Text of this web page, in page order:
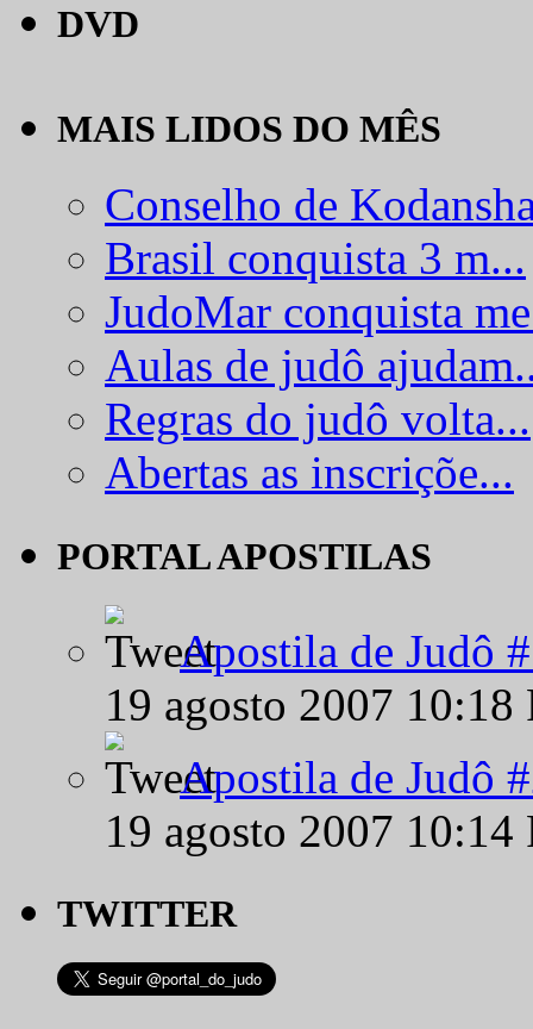
DVD
MAIS LIDOS DO MÊS
Conselho de
Brasil conquista 3 m...
JudoMar conquista
Aulas de judô
Regras do judô volta...
Abertas as inscriçõe...
PORTAL APOSTILAS
Apostila de Judô
19 agosto 2007
Apostila de Judô
19 agosto 2007
TWITTER